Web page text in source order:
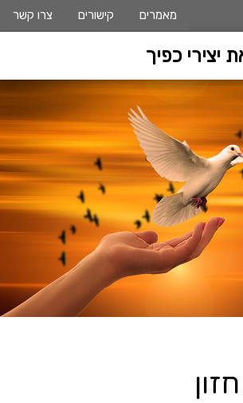
מאמרים קישורים צרו קשר
יצירי כפיך